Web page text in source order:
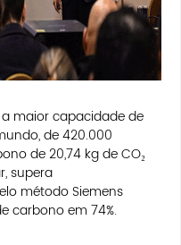
maior capacidade de
de 420.000
de 20,74 kg de CO₂
supera
método Siemens
carbono em 74%.